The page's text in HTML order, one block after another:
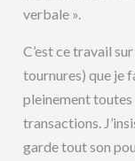
verbale ».
C’est ce travail
tournures) que je
pleinement
transactions.
garde tout son